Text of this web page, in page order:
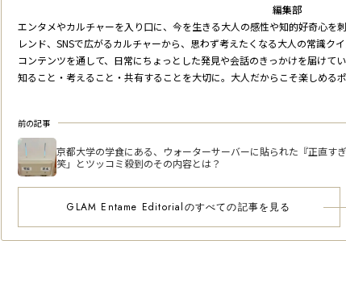
編集部
エンタメやカルチャーを入り口に、今を生きる大人の感性や知的好奇心を
レンド、SNSで広がるカルチャーから、思わず考えたくなる大人の常識ク
コンテンツを通して、日常にちょっとした発見や会話のきっかけを届けて
知ること・考えること・共有することを大切に。大人だからこそ楽しめる
前の記事
京都大学の学食にある、ウォーターサーバーに貼られた『正直す
笑」とツッコミ殺到のその内容とは？
GLAM Entame Editorialのすべての記事を見る